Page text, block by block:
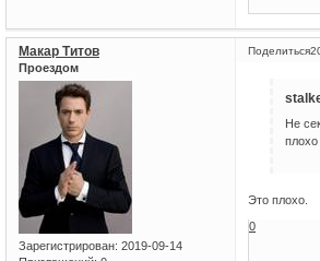
Поделиться
Макар Титов
Проездом
Зарегистрирован: 2019-09-14
Не
Это плохо.
0